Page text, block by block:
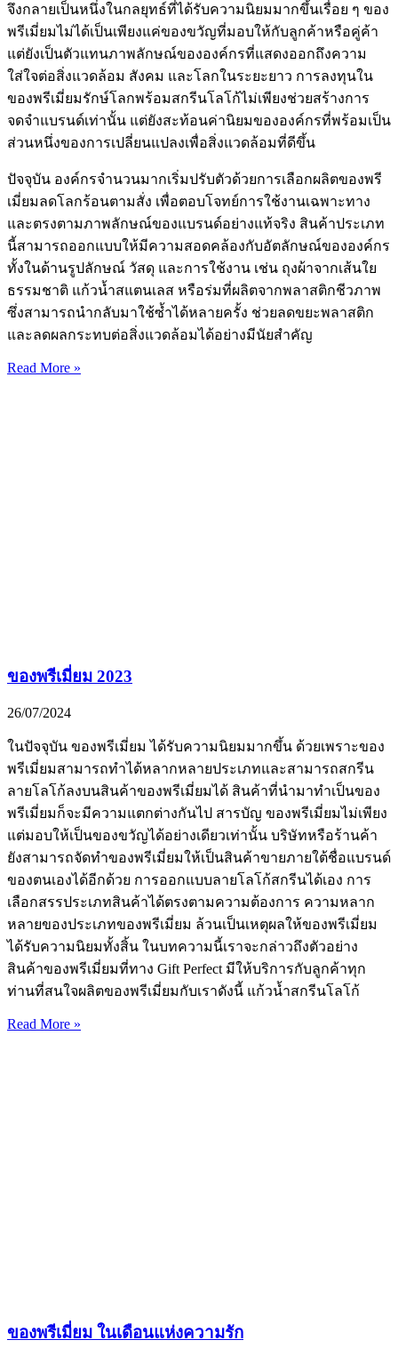
จึงกลายเป็นหนึ่งในกลยุทธ์ที่ได้รับความนิยมมากขึ้นเรื่อย ๆ ของ
พรีเมี่ยมไม่ได้เป็นเพียงแค่ของขวัญที่มอบให้กับลูกค้าหรือคู่ค้า
แต่ยังเป็นตัวแทนภาพลักษณ์ขององค์กรที่แสดงออกถึงความ
ใส่ใจต่อสิ่งแวดล้อม สังคม และโลกในระยะยาว การลงทุนใน
ของพรีเมี่ยมรักษ์โลกพร้อมสกรีนโลโก้ไม่เพียงช่วยสร้างการ
จดจำแบรนด์เท่านั้น แต่ยังสะท้อนค่านิยมขององค์กรที่พร้อมเป็น
ส่วนหนึ่งของการเปลี่ยนแปลงเพื่อสิ่งแวดล้อมที่ดีขึ้น
ปัจจุบัน องค์กรจำนวนมากเริ่มปรับตัวด้วยการเลือกผลิตของพรี
เมี่ยมลดโลกร้อนตามสั่ง เพื่อตอบโจทย์การใช้งานเฉพาะทาง
และตรงตามภาพลักษณ์ของแบรนด์อย่างแท้จริง สินค้าประเภท
นี้สามารถออกแบบให้มีความสอดคล้องกับอัตลักษณ์ขององค์กร
ทั้งในด้านรูปลักษณ์ วัสดุ และการใช้งาน เช่น ถุงผ้าจากเส้นใย
ธรรมชาติ แก้วน้ำสแตนเลส หรือร่มที่ผลิตจากพลาสติกชีวภาพ
ซึ่งสามารถนำกลับมาใช้ซ้ำได้หลายครั้ง ช่วยลดขยะพลาสติก
และลดผลกระทบต่อสิ่งแวดล้อมได้อย่างมีนัยสำคัญ
Read More »
ของพรีเมี่ยม 2023
26/07/2024
ในปัจจุบัน ของพรีเมี่ยม ได้รับความนิยมมากขึ้น ด้วยเพราะของ
พรีเมี่ยมสามารถทำได้หลากหลายประเภทและสามารถสกรีน
ลายโลโก้ลงบนสินค้าของพรีเมี่ยมได้ สินค้าที่นำมาทำเป็นของ
พรีเมี่ยมก็จะมีความแตกต่างกันไป สารบัญ ของพรีเมี่ยมไม่เพียง
แต่มอบให้เป็นของขวัญได้อย่างเดียวเท่านั้น บริษัทหรือร้านค้า
ยังสามารถจัดทำของพรีเมี่ยมให้เป็นสินค้าขายภายใต้ชื่อแบรนด์
ของตนเองได้อีกด้วย การออกแบบลายโลโก้สกรีนได้เอง การ
เลือกสรรประเภทสินค้าได้ตรงตามความต้องการ ความหลาก
หลายของประเภทของพรีเมี่ยม ล้วนเป็นเหตุผลให้ของพรีเมี่ยม
ได้รับความนิยมทั้งสิ้น ในบทความนี้เราจะกล่าวถึงตัวอย่าง
สินค้าของพรีเมี่ยมที่ทาง Gift Perfect มีให้บริการกับลูกค้าทุก
ท่านที่สนใจผลิตของพรีเมี่ยมกับเราดังนี้ แก้วน้ำสกรีนโลโก้
Read More »
ของพรีเมี่ยม ในเดือนแห่งความรัก